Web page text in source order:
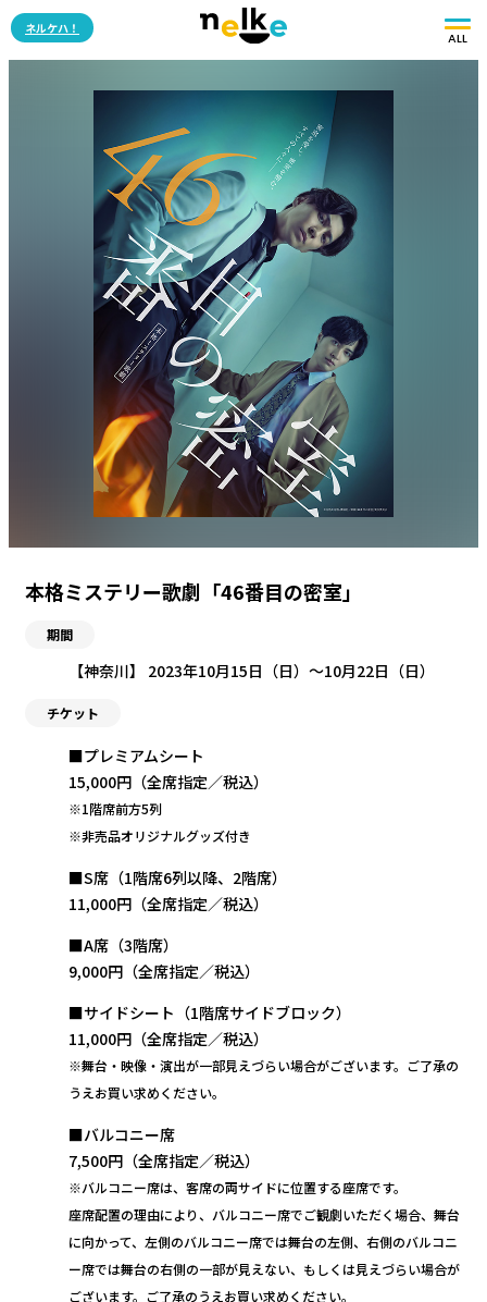
ネルケハ！
ALL
本格ミステリー歌劇「46番目の密室」
期間
【神奈川】 2023年10月15日（日）〜10月22日（日）
チケット
■プレミアムシート
15,000円（全席指定／税込）
※1階席前方5列
※非売品オリジナルグッズ付き
■S席（1階席6列以降、2階席）
11,000円（全席指定／税込）
■A席（3階席）
9,000円（全席指定／税込）
■サイドシート（1階席サイドブロック）
11,000円（全席指定／税込）
※舞台・映像・演出が一部見えづらい場合がございます。ご了承の
うえお買い求めください。
■バルコニー席
7,500円（全席指定／税込）
※バルコニー席は、客席の両サイドに位置する座席です。
座席配置の理由により、バルコニー席でご観劇いただく場合、舞台
に向かって、左側のバルコニー席では舞台の左側、右側のバルコニ
ー席では舞台の右側の一部が見えない、もしくは見えづらい場合が
ございます。ご了承のうえお買い求めください。